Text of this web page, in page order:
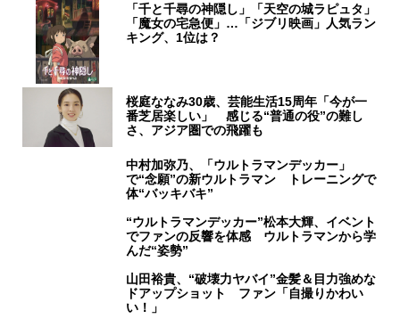
「千と千尋の神隠し」「天空の城ラピュタ」
「魔女の宅急便」…「ジブリ映画」人気ラン
キング、1位は？
桜庭ななみ30歳、芸能生活15周年「今が一
番芝居楽しい」 感じる“普通の役”の難し
さ、アジア圏での飛躍も
中村加弥乃、「ウルトラマンデッカー」
で“念願”の新ウルトラマン トレーニングで
体“バッキバキ”
“ウルトラマンデッカー”松本大輝、イベント
でファンの反響を体感 ウルトラマンから学
んだ“姿勢”
山田裕貴、“破壊力ヤバイ”金髪＆目力強めな
ドアップショット ファン「自撮りかわい
い！」